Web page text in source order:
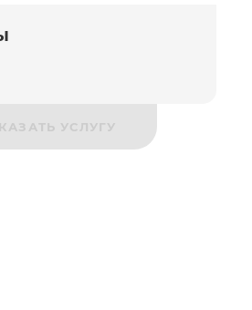
УСЛУГУ